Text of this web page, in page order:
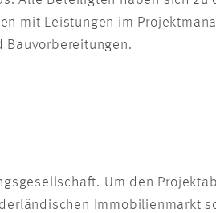
mit Leistungen im
Bauvorbereitungen.
Um den
Immobilienmarkt